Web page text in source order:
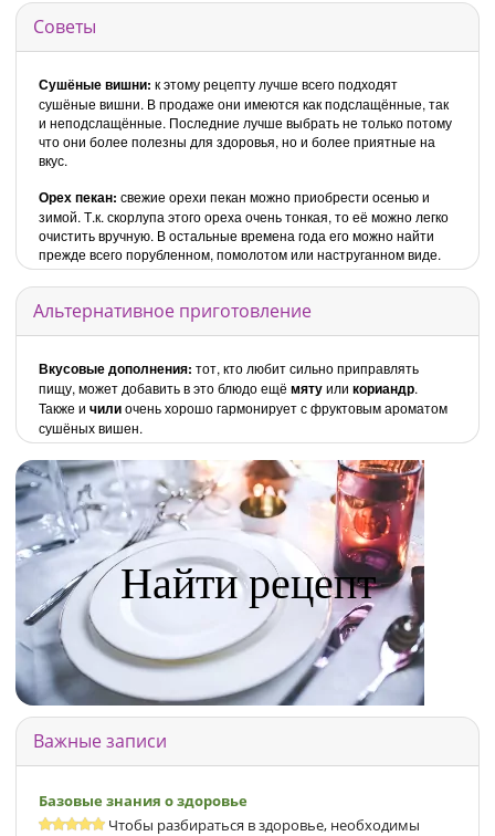
Советы
Сушёные вишни: к этому рецепту лучше всего подходят
сушёные вишни. В продаже они имеются как подслащённые, так
и неподслащённые. Последние лучше выбрать не только потому
что они более полезны для здоровья, но и более приятные на
вкус.
Орех пекан: свежие орехи пекан можно приобрести осенью и
зимой. Т.к. скорлупа этого ореха очень тонкая, то её можно легко
очистить вручную. В остальные времена года его можно найти
прежде всего порубленном, помолотом или наструганном виде.
Альтернативное приготовление
Вкусовые дополнения: тот, кто любит сильно приправлять
пищу, может добавить в это блюдо ещё мятуили кориандр.
Также и чилиочень хорошо гармонирует с фруктовым ароматом
сушёных вишен.
Найти рецепт
Важные записи
Базовые знания о здоровье
Чтобы разбираться в здоровье, необходимы